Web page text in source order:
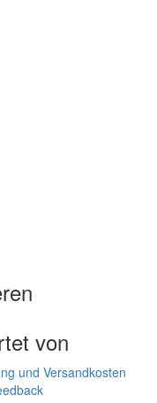
von
und Versandkosten